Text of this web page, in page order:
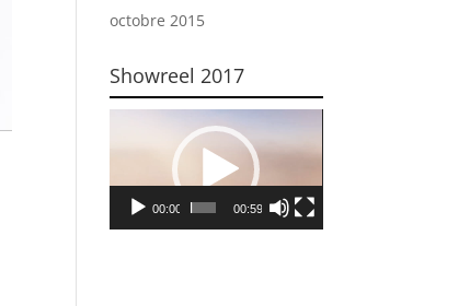
octobre 2015
Showreel 2017
00:00 00:59